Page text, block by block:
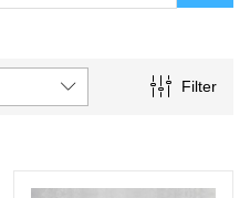
Filter